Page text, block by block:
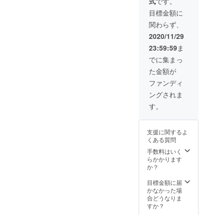
あった
・住所
変更を
プロ
ジェク
ト実行
者へ連
絡しな
かった
再配送
または
転送と
なった
際は、
着払い
での配
送とな
ります
ので、
予めご
了承下
さい。
かった
・入力
した住
所に誤
りが
あった
プロ
ジェク
ト実行
・一部
のデザ
イン、
仕様に
つきま
予告な
く変更
になる
場合が
ござい
ます。
ご了承
以下の
ような
支援者
様都合
により
再配送
なった
際は、
着払い
※配送時
期：
2020年
2月予定
・一部
のデザ
イン、
仕様に
つきま
しては
予告な
く変更
になる
ます。
ご了承
くださ
い。 ※
以下の
ような
により
再配送
または
スメし
ていま
す。 ※
サイズ
交換が1
度まで
可能で
す あら
かじめ
サイズ
交換用
の在庫
を確保
が、万
りなく
なった
場合に
交換ま
でにお
要する
ことが
ござい
ますの
目標金額に
関わらず、
2020/11/29
23:59:59ま
でに集まっ
た金額が
ファンディ
ングされま
す。
支援に関するよ
くある質問
手数料はいく
らかかります
か？
目標金額に届
かなかった場
合どうなりま
すか？